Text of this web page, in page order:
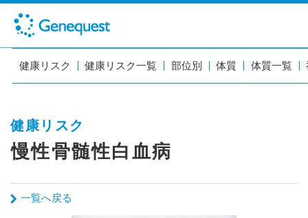
健康リスク 健康リスク一覧 部位別 体質 体質一覧
健康リスク
慢性骨髄性白血病
一覧へ戻る